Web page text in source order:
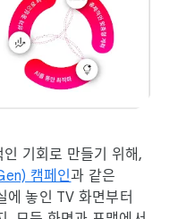
기회로 만들기 위해,
캠페인과 같은
에 놓인 TV 화면부터